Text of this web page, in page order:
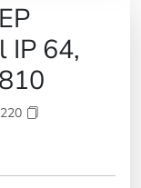
IP 64,